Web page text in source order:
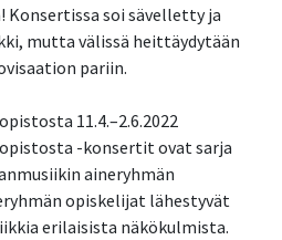
soi sävelletty ja
mutta välissä heittäydytään
pariin.
11.4.–2.6.2022
-konsertit ovat sarja
aineryhmän
opiskelijat lähestyvät
erilaisista näkökulmista.